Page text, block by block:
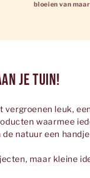
bloeien van
je tuin!
vergroenen leuk,
waarmee
natuur een
maar kleine